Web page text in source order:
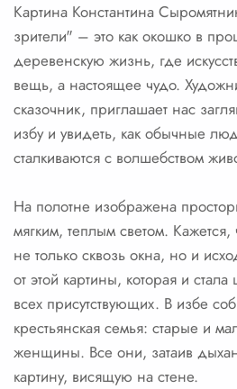
Картина Константина
зрители" – это как окошко в
деревенскую жизнь, где
вещь, а настоящее чудо.
сказочник, приглашает нас
избу и увидеть, как обычные
сталкиваются с волшебством
На полотне изображена
мягким, теплым светом. Кажется,
не только сквозь окна, но и
от этой картины, которая и
всех присутствующих. В избе
крестьянская семья: старые и
женщины. Все они, затаив
картину, висящую на стене.